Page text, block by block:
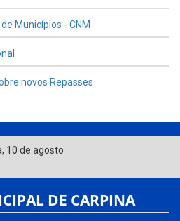
Municípios - CNM
novos Repasses
, 10 de agosto
DE CARPINA